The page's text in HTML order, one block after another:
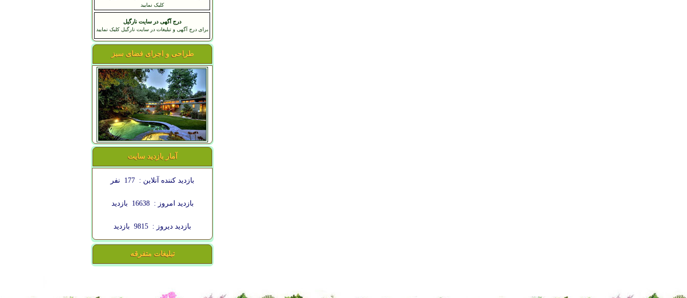
کلیک نمایید
درج آگهی در سایت نارگیل
برای درج آگهی و تبلیغات در سایت نارگیل کلیک نمایید
طراحی و اجرای فضای سبز
آمار بازدید سایت
بازدید کننده آنلاین : 177 نفر
بازدید امروز : 16638 بازدید
بازدید دیروز : 9815 بازدید
تبلیغات متفرقه